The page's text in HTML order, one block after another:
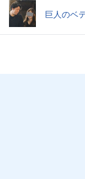
巨人のベ